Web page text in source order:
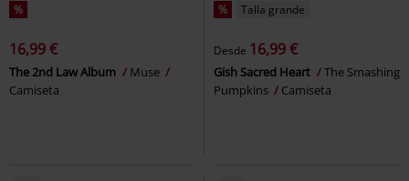
%
16,99 €
The 2nd Law Album
Muse
Camiseta
% Talla grande
Desde 16,99 €
Gish Sacred Heart
The Smashing
Pumpkins
Camiseta